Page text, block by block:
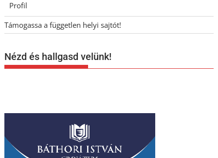
Profil
Támogassa a független helyi sajtót!
Nézd és hallgasd velünk!